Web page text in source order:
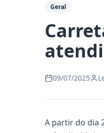
Geral
09/07/2025
A partir do dia